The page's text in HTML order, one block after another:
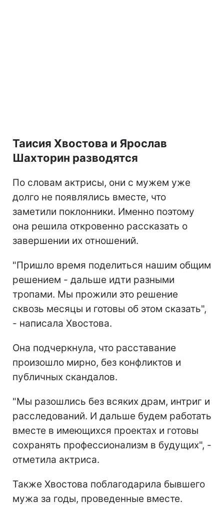
Таисия Хвостова и Ярослав
Шахторин разводятся
По словам актрисы, они с мужем уже
долго не появлялись вместе, что
заметили поклонники. Именно поэтому
она решила откровенно рассказать о
завершении их отношений.
"Пришло время поделиться нашим общим
решением - дальше идти разными
тропами. Мы прожили это решение
сквозь месяцы и готовы об этом сказать",
- написала Хвостова.
Она подчеркнула, что расставание
произошло мирно, без конфликтов и
публичных скандалов.
"Мы разошлись без всяких драм, интриг и
расследований. И дальше будем работать
вместе в имеющихся проектах и готовы
сохранять профессионализм в будущих", -
отметила актриса.
Также Хвостова поблагодарила бывшего
мужа за годы, проведенные вместе.